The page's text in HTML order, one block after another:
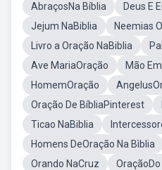
AbraçosNa Bíblia
Deus E
Jejum NaBiblia
Neemias
Livro a Oração NaBiblia
Ave MariaOração
Mão
HomemOração
Oração De BíbliaPinterest
Ticao NaBiblia
Homens DeOração Na Bìblia
Orando NaCruz